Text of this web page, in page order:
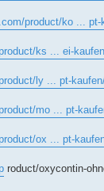
product/ko ... pt-
ks ... ei-
ly ... pt-
mo ... pt-
ox ... pt-
roduct/oxycontin-